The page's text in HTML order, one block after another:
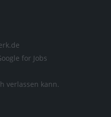
for Jobs
verlassen kann.